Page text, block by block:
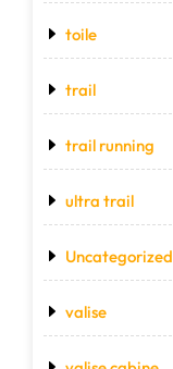
toile
trail
trail running
ultra trail
Uncategorized
valise